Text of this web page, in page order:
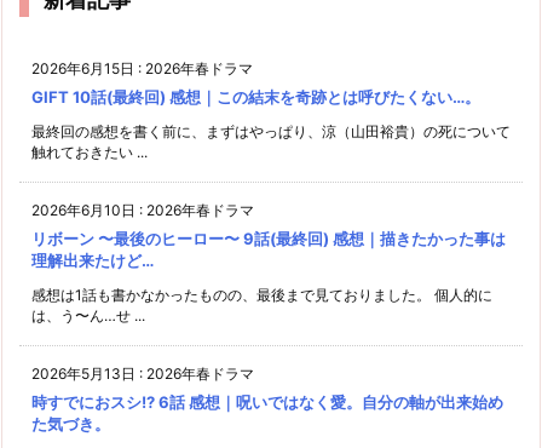
2026年6月15日 : 2026年春ドラマ
GIFT 10話(最終回) 感想｜この結末を奇跡とは呼びたくない…。
最終回の感想を書く前に、まずはやっぱり、涼（山田裕貴）の死について
触れておきたい ...
2026年6月10日 : 2026年春ドラマ
リボーン 〜最後のヒーロー〜 9話(最終回) 感想｜描きたかった事は
理解出来たけど…
感想は1話も書かなかったものの、最後まで見ておりました。 個人的に
は、う〜ん…せ ...
2026年5月13日 : 2026年春ドラマ
時すでにおスシ!? 6話 感想｜呪いではなく愛。自分の軸が出来始め
た気づき。